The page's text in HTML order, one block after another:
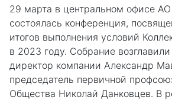
29 марта в центральном офисе
состоялась конференция,
итогов выполнения условий
в 2023 году. Собрание
директор компании Александр
председатель первичной
Общества Николай Данковцев. В